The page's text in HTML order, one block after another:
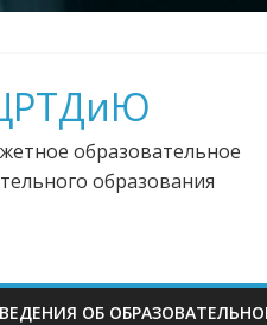
образовательное
образования
ОБ